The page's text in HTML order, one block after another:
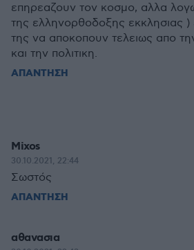
επηρεαζουν τον κοσμο, αλλα
της ελληνορθοδοξης εκκλησιας )
της να αποκοπουν τελειως απο
και την πολιτικη.
ΑΠΑΝΤΗΣΗ
Mixos
30.10.2021, 22:44
Σωστός
ΑΠΑΝΤΗΣΗ
αθανασια